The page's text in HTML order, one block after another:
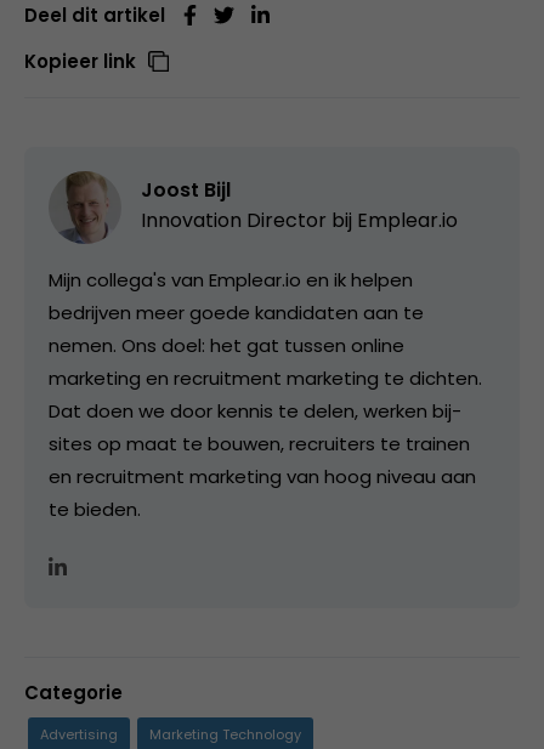
Deel dit artikel
Kopieer link
Joost Bijl
Innovation Director bij Emplear.io
Mijn collega's van Emplear.io en ik helpen
bedrijven meer goede kandidaten aan te
nemen. Ons doel: het gat tussen online
marketing en recruitment marketing te dichten.
Dat doen we door kennis te delen, werken bij-
sites op maat te bouwen, recruiters te trainen
en recruitment marketing van hoog niveau aan
te bieden.
Categorie
Advertising
Marketing Technology